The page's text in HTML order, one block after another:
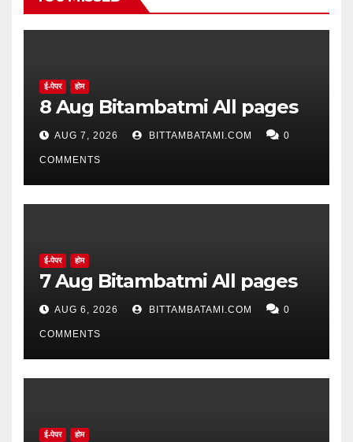
ई-पेपर होम
8 Aug Bitambatmi All pages
AUG 7, 2026 BITTAMBATAMI.COM 0
COMMENTS
ई-पेपर होम
7 Aug Bitambatmi All pages
AUG 6, 2026 BITTAMBATAMI.COM 0
COMMENTS
ई-पेपर होम